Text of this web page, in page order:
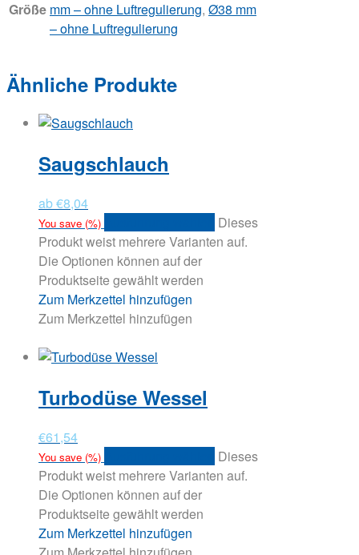
Größe mm – ohne Luftregulierung, Ø38 mm
– ohne Luftregulierung
Ähnliche Produkte
Saugschlauch
ab€8,04
You save (%)
Dieses
Produkt weist mehrere Varianten auf.
Die Optionen können auf der
Produktseite gewählt werden
Zum Merkzettel hinzufügen
Zum Merkzettel hinzufügen
Turbodüse Wessel
€61,54
You save (%)
Dieses
Produkt weist mehrere Varianten auf.
Die Optionen können auf der
Produktseite gewählt werden
Zum Merkzettel hinzufügen